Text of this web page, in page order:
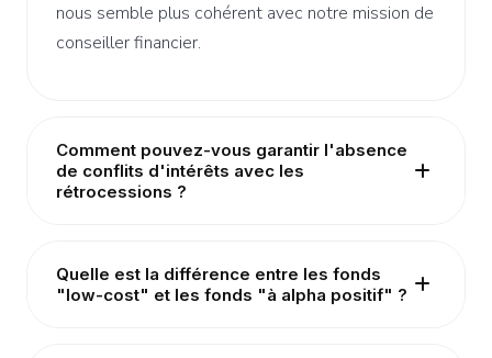
nous semble plus cohérent avec notre mission de
conseiller financier.
Comment pouvez-vous garantir l'absence
de conflits d'intérêts avec les
rétrocessions ?
Quelle est la différence entre les fonds
"low-cost" et les fonds "à alpha positif" ?